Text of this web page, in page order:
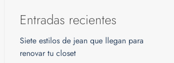
Entradas recientes
Siete estilos de jean que llegan para
renovar tu closet